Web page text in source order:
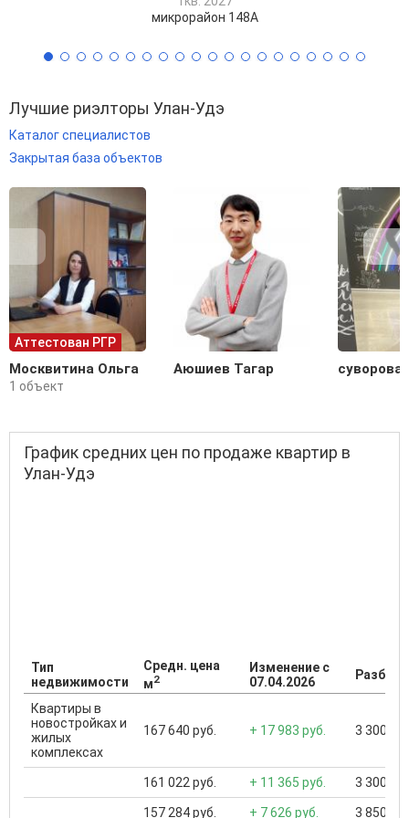
микрорайон 148А
Лучшие риэлторы Улан-Удэ
Каталог специалистов
Закрытая база объектов
Аттестован РГР
Москвитина Ольга
1 объект
Аюшиев Тагар суворова
График средних цен по продаже квартир в
Улан-Удэ
Тип
недвижимости
Средн. цена
м2
Изменение с
07.04.2026
Квартиры в
новостройках и
жилых
комплексах
167 640 руб. + 17 983 руб. 3 300
161 022 руб. + 11 365 руб. 3 300
157 284 руб. + 7 626 руб. 3 850